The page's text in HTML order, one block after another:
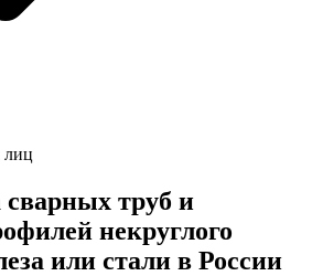
лиц
труб и
некруглого
или стали в России